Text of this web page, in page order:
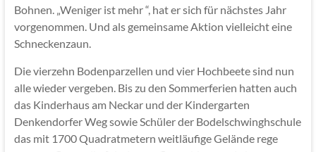
Bohnen. „Weniger ist mehr “, hat er sich für nächstes Jahr
vorgenommen. Und als gemeinsame Aktion vielleicht eine
Schneckenzaun.
Die vierzehn Bodenparzellen und vier Hochbeete sind nun
alle wieder vergeben. Bis zu den Sommerferien hatten auch
das Kinderhaus am Neckar und der Kindergarten
Denkendorfer Weg sowie Schüler der Bodelschwinghschule
das mit 1700 Quadratmetern weitläufige Gelände rege